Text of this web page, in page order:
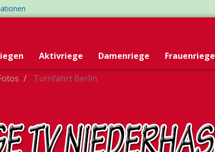
Aktivriege Damenriege Frauenriege
Turnfahrt Berlin